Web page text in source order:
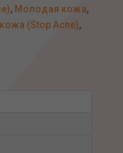
, Молодая кожа,
(Stop Acne),